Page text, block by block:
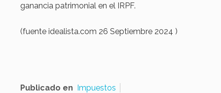
ganancia patrimonial en el IRPF.
(fuente idealista.com 26 Septiembre 2024 )
Publicado en Impuestos